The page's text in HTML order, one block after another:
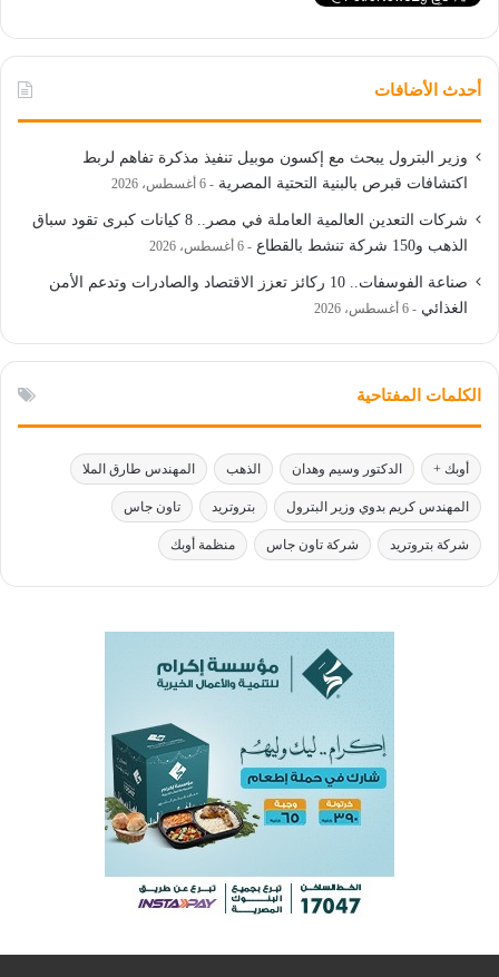
أحدث الأضافات
وزير البترول يبحث مع إكسون موبيل تنفيذ مذكرة تفاهم لربط
اكتشافات قبرص بالبنية التحتية المصرية
6 أغسطس، 2026
شركات التعدين العالمية العاملة في مصر.. 8 كيانات كبرى تقود سباق
الذهب و150 شركة تنشط بالقطاع
6 أغسطس، 2026
صناعة الفوسفات.. 10 ركائز تعزز الاقتصاد والصادرات وتدعم الأمن
الغذائي
6 أغسطس، 2026
الكلمات المفتاحية
أوبك + الدكتور وسيم وهدان الذهب المهندس طارق الملا
المهندس كريم بدوي وزير البترول بتروتريد تاون جاس
شركة بتروتريد شركة تاون جاس منظمة أوبك